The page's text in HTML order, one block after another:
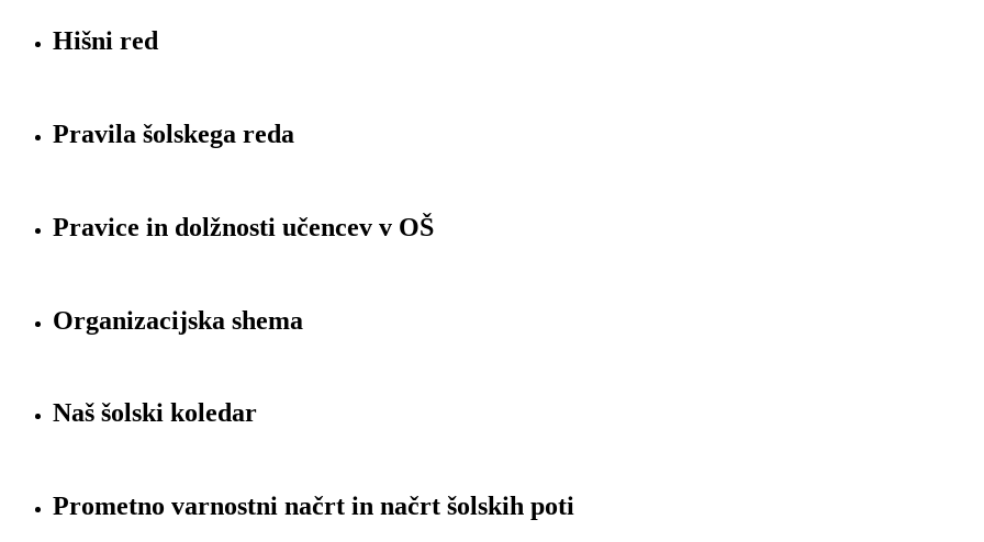
Hišni red
Pravila šolskega reda
Pravice in dolžnosti učencev v OŠ
Organizacijska shema
Naš šolski koledar
Prometno varnostni načrt in načrt šolskih poti